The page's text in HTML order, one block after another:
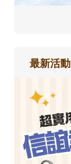
最新活動